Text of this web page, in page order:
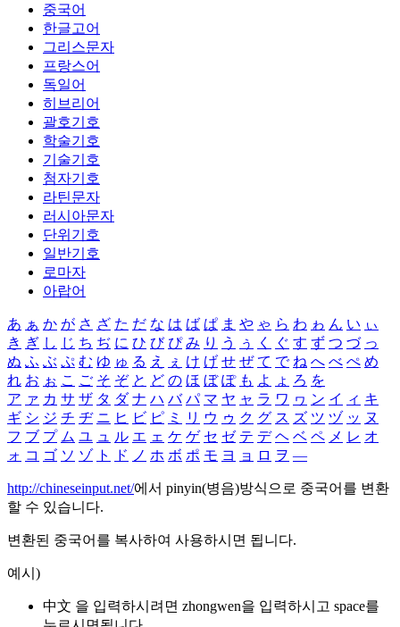
중국어
한글고어
그리스문자
프랑스어
독일어
히브리어
괄호기호
학술기호
기술기호
첨자기호
라틴문자
러시아문자
단위기호
일반기호
로마자
아랍어
あ ぁ か が さ ざ た だ な は ば ぱ ま や ゃ ら わ ゎ ん い ぃ
き ぎ し じ ち ぢ に ひ び ぴ み り う ぅ く ぐ す ず つ づ っ
ぬ ふ ぶ ぷ む ゆ ゅ る え ぇ け げ せ ぜ て で ね へ べ ぺ め
れ お ぉ こ ご そ ぞ と ど の ほ ぼ ぽ も よ ょ ろ を
ア ァ カ サ ザ タ ダ ナ ハ バ パ マ ヤ ャ ラ ワ ヮ ン イ ィ キ
ギ シ ジ チ ヂ ニ ヒ ビ ピ ミ リ ウ ゥ ク グ ス ズ ツ ヅ ッ ヌ
フ ブ プ ム ユ ュ ル エ ェ ケ ゲ セ ゼ テ デ ヘ ベ ペ メ レ オ
ォ コ ゴ ソ ゾ ト ド ノ ホ ボ ポ モ ヨ ョ ロ ヲ ―
http://chineseinput.net/에서 pinyin(병음)방식으로 중국어를 변환
할 수 있습니다.
변환된 중국어를 복사하여 사용하시면 됩니다.
예시)
中文 을 입력하시려면 zhongwen을 입력하시고 space를